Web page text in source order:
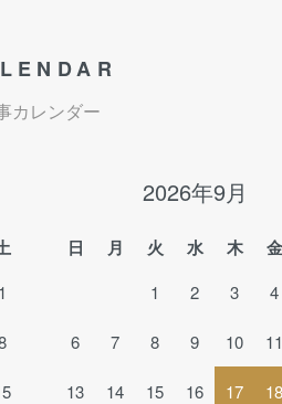
カレンダー
1
2026年9月
日 月 火 水 木 金
1 2 3 4
6 7 8 9 10 11
13 14 15 16 17 18